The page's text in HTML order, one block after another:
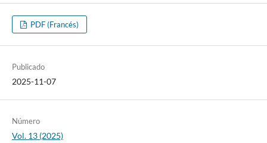
PDF (Francés)
Publicado
2025-11-07
Número
Vol. 13 (2025)